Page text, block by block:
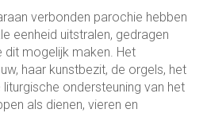
verbonden parochie hebben
eenheid uitstralen, gedragen
dit mogelijk maken. Het
haar kunstbezit, de orgels, het
ondersteuning van het
als dienen, vieren en